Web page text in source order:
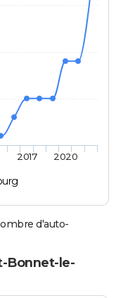
2017 2020
d'auto-
Bonnet-le-